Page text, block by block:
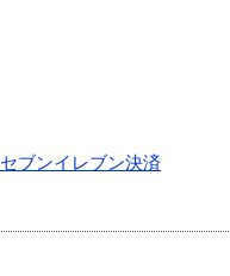
セブンイレブン決済